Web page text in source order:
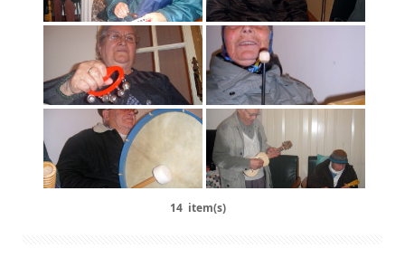
14 item(s)